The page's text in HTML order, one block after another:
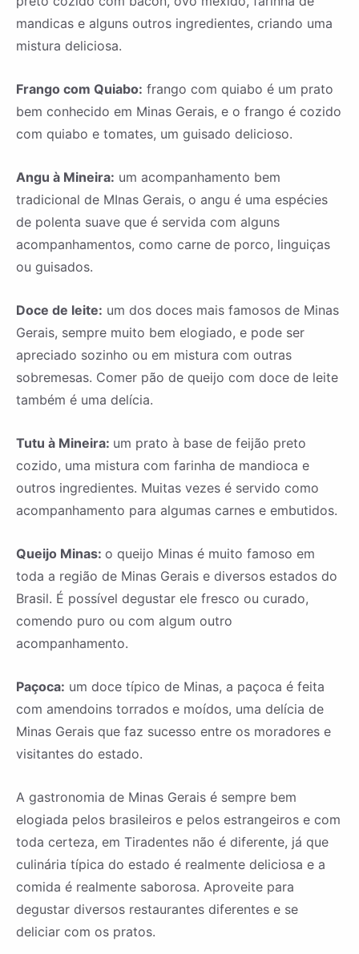
mandicas e alguns outros ingredientes, criando uma
mistura deliciosa.
Frango com Quiabo: frango com quiabo é um prato
bem conhecido em Minas Gerais, e o frango é cozido
com quiabo e tomates, um guisado delicioso.
Angu à Mineira: um acompanhamento bem
tradicional de MInas Gerais, o angu é uma espécies
de polenta suave que é servida com alguns
acompanhamentos, como carne de porco, linguiças
ou guisados.
Doce de leite: um dos doces mais famosos de Minas
Gerais, sempre muito bem elogiado, e pode ser
apreciado sozinho ou em mistura com outras
sobremesas. Comer pão de queijo com doce de leite
também é uma delícia.
Tutu à Mineira: um prato à base de feijão preto
cozido, uma mistura com farinha de mandioca e
outros ingredientes. Muitas vezes é servido como
acompanhamento para algumas carnes e embutidos.
Queijo Minas: o queijo Minas é muito famoso em
toda a região de Minas Gerais e diversos estados do
Brasil. É possível degustar ele fresco ou curado,
comendo puro ou com algum outro
acompanhamento.
Paçoca: um doce típico de Minas, a paçoca é feita
com amendoins torrados e moídos, uma delícia de
Minas Gerais que faz sucesso entre os moradores e
visitantes do estado.
A gastronomia de Minas Gerais é sempre bem
elogiada pelos brasileiros e pelos estrangeiros e com
toda certeza, em Tiradentes não é diferente, já que
culinária típica do estado é realmente deliciosa e a
comida é realmente saborosa. Aproveite para
degustar diversos restaurantes diferentes e se
deliciar com os pratos.